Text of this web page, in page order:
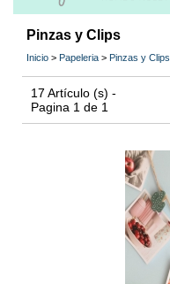
Pinzas y Clips
Inicio > Papeleria > Pinzas y Clips
17 Artículo (s) -
Pagina 1 de 1